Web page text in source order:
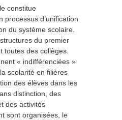
constitue
processus d’unification
du système scolaire.
structures du premier
toutes des collèges.
« indifférenciées »
scolarité en filières
des élèves dans les
distinction, des
des activités
sont organisées, le